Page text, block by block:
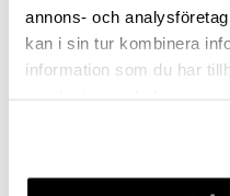
annons- och
kan i sin tur kombinera
information som du har
700537
124,25 kr